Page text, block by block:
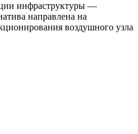
инфраструктуры —
направлена на
воздушного узла